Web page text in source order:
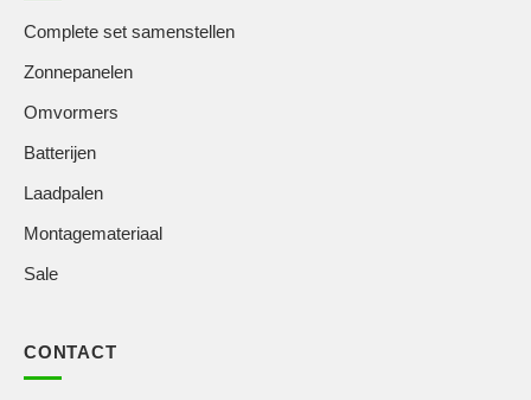
Complete set samenstellen
Zonnepanelen
Omvormers
Batterijen
Laadpalen
Montagemateriaal
Sale
CONTACT